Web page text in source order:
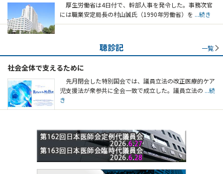
厚生労働省は4日付で、幹部人事を発令した。事務次官
には職業安定局長の村山誠氏（1990年労働省）を ...続き
聴診記 一覧
社会全体で支えるために
先月閉会した特別国会では、議員立法の改正医療的ケア
児支援法が衆参共に全会一致で成立した。議員立法の ...続
き